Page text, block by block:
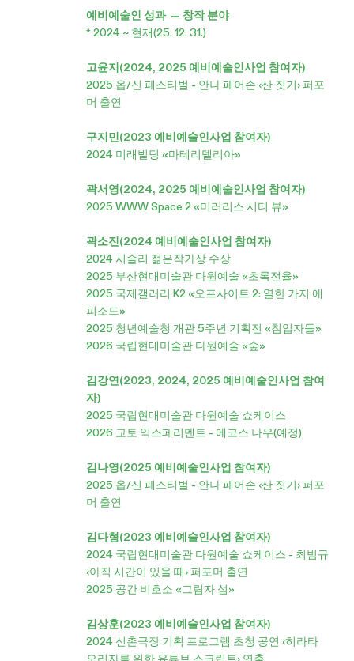
예비예술인 성과 — 창작 분야
* 2024 ~ 현재(25. 12. 31.)
고윤지(2024, 2025 예비예술인사업 참여자)
2025 옵/신 페스티벌 - 안나 페어손 ‹산 짓기› 퍼포
머 출연
구지민(2023 예비예술인사업 참여자)
2024 미래빌딩 «마테리델리아»
곽서영(2024, 2025 예비예술인사업 참여자)
2025 WWW Space 2 «미러리스 시티 뷰»
곽소진(2024 예비예술인사업 참여자)
2024 시슬리 젊은작가상 수상
2025 부산현대미술관 다원예술 «초록전율»
2025 국제갤러리 K2 «오프사이트 2: 열한 가지 에
피소드»
2025 청년예술청 개관 5주년 기획전 «침입자들»
2026 국립현대미술관 다원예술 «숲»
김강연(2023, 2024, 2025 예비예술인사업 참여
자)
2025 국립현대미술관 다원예술 쇼케이스
2026 교토 익스페리멘트 - 에코스 나우(예정)
김나영(2025 예비예술인사업 참여자)
2025 옵/신 페스티벌 - 안나 페어손 ‹산 짓기› 퍼포
머 출연
김다형(2023 예비예술인사업 참여자)
2024 국립현대미술관 다원예술 쇼케이스 - 최범규
‹아직 시간이 있을 때› 퍼포머 출연
2025 공간 비호소 «그림자 섬»
김상훈(2023 예비예술인사업 참여자)
2024 신촌극장 기획 프로그램 초청 공연 ‹히라타